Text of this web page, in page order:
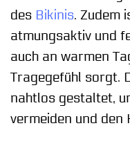
des Bikinis. Zudem
atmungsaktiv und
auch an warmen
Tragegefühl sorgt.
nahtlos gestaltet,
vermeiden und den